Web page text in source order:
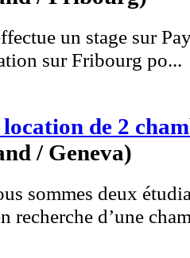
un stage sur
sur Fribourg po...
de 2
/ Geneva)
sommes deux
recherche d’une